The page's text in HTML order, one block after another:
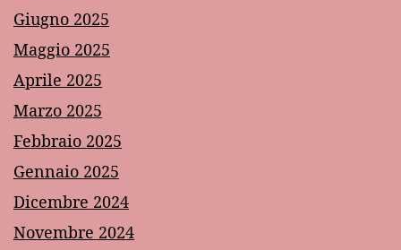
Giugno 2025
Maggio 2025
Aprile 2025
Marzo 2025
Febbraio 2025
Gennaio 2025
Dicembre 2024
Novembre 2024